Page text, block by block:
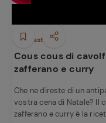
Antipasti
Cous cous di
zafferano e curry
Che ne direste di un
vostra cena di Natale? Il
zafferano e curry è la